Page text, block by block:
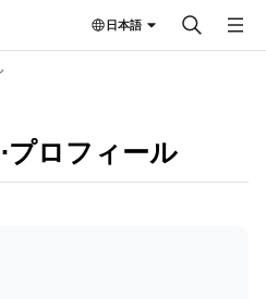
日本語
プロフィール